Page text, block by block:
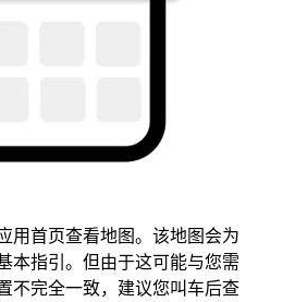
用首页查看地图。该地图会为
本指引。但由于这可能与您需
不完全一致，建议您叫车后查